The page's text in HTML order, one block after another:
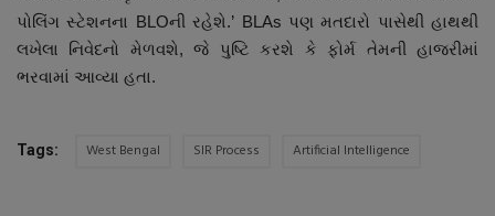
પોલિંગ સ્ટેશનના BLOની રહેશે.’ BLAs પણ મતદારો પાસેથી હાથથી
લખેલા નિવેદનો મેળવશે, જે પુષ્ટિ કરશે કે ફોર્મ તેમની હાજરીમાં
ભરવામાં આવ્યા હતા.
Tags: West Bengal SIR Process Artificial Intelligence